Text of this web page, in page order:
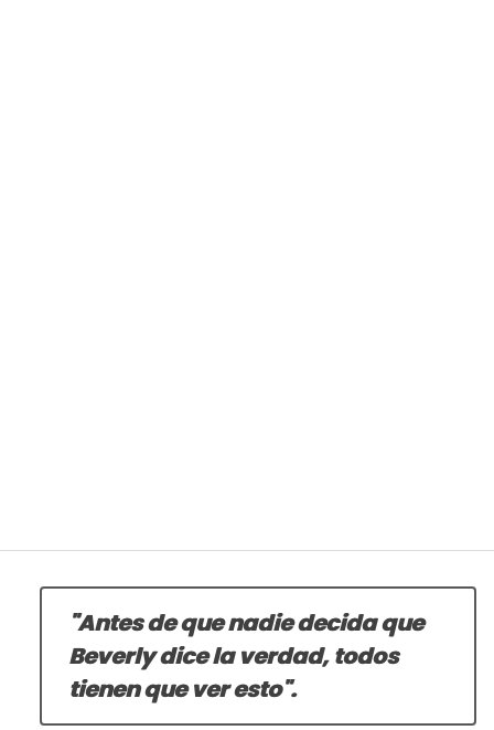
"Antes de que nadie decida que
Beverly dice la verdad, todos
tienen que ver esto".